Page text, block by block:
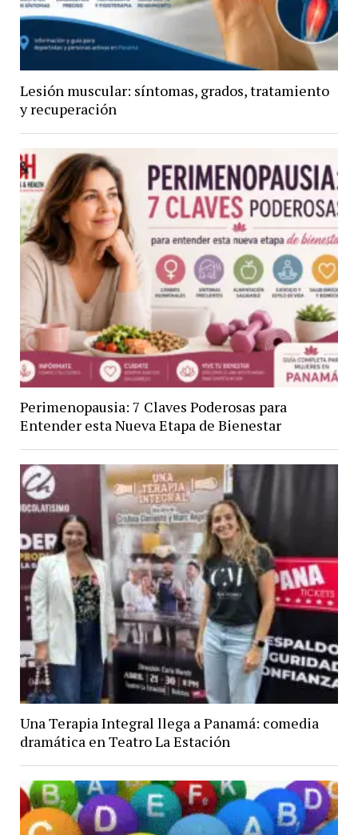
Lesión muscular: síntomas, grados, tratamiento
y recuperación
Perimenopausia: 7 Claves Poderosas para
Entender esta Nueva Etapa de Bienestar
Una Terapia Integral llega a Panamá: comedia
dramática en Teatro La Estación